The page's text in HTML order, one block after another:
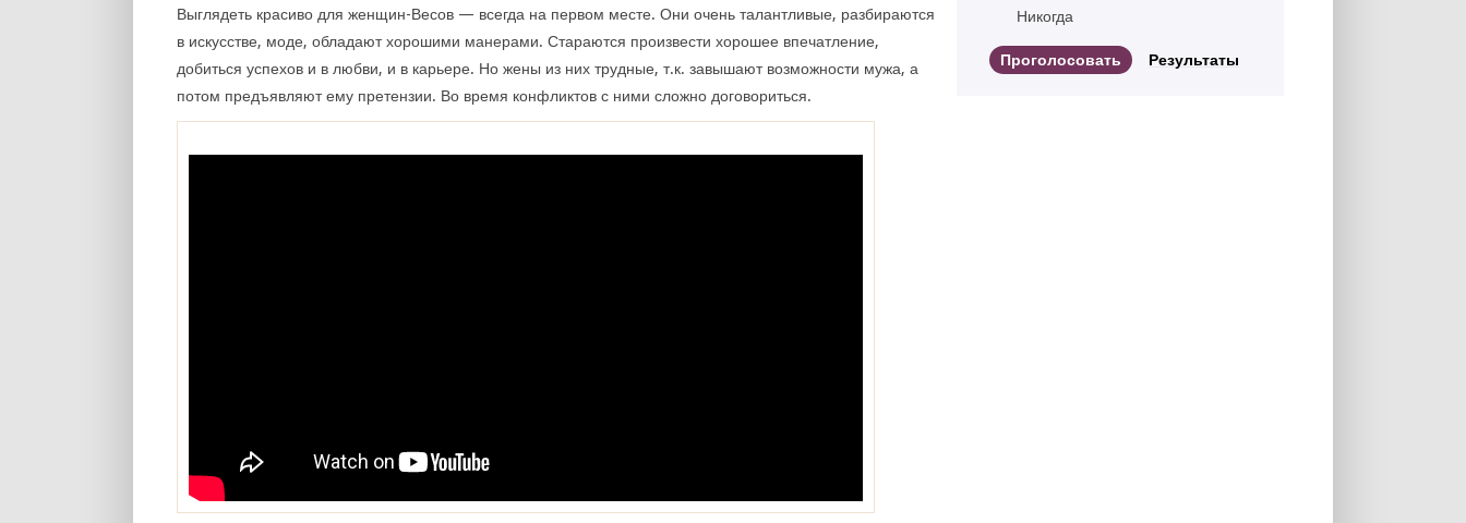
Выглядеть красиво для женщин-Весов — всегда на первом месте. Они очень талантливые, разбираются
в искусстве, моде, обладают хорошими манерами. Стараются произвести хорошее впечатление,
добиться успехов и в любви, и в карьере. Но жены из них трудные, т.к. завышают возможности мужа, а
потом предъявляют ему претензии. Во время конфликтов с ними сложно договориться.
Никогда
Результаты